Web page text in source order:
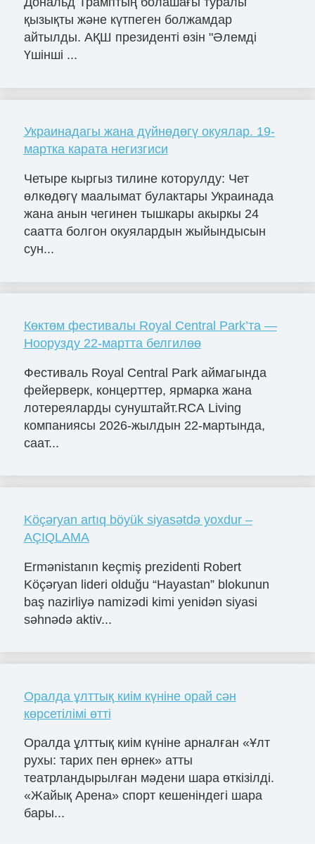
қызықты және күтпеген болжамдар
айтылды. АҚШ президенті өзін "Әлемді
Үшінші ...
Украинадагы жана дүйнөдөгү окуялар. 19-
мартка карата негизгиси
Четыре кыргыз тилине которулду: Чет
өлкөдөгү маалымат булактары Украинада
жана анын чегинен тышкары акыркы 24
саатта болгон окуялардын жыйындысын
сун...
Көктөм фестивалы Royal Central Park’та —
Ноорузду 22-мартта белгилөө
Фестиваль Royal Central Park аймагында
фейерверк, концерттер, ярмарка жана
лотереяларды сунуштайт.RCA Living
компаниясы 2026-жылдын 22-мартында,
саат...
Köçəryan artıq böyük siyasətdə yoxdur –
AÇIQLAMA
Ermənistanın keçmiş prezidenti Robert
Köçəryan lideri olduğu “Hayastan” blokunun
baş nazirliyə namizədi kimi yenidən siyasi
səhnədə aktiv...
Оралда ұлттық киім күніне орай сән
көрсетілімі өтті
Оралда ұлттық киім күніне арналған «Ұлт
рухы: тарих пен өрнек» атты
театрландырылған мәдени шара өткізілді.
«Жайық Арена» спорт кешеніндегі шара
бары...